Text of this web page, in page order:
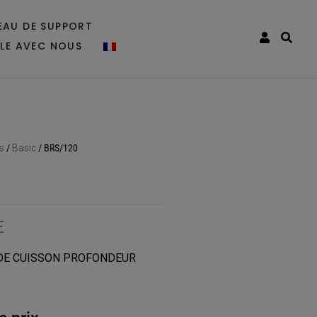
DE SUPPORT
AVEC NOUS
/ Basic/ BRS/120
CUISSON PROFONDEUR